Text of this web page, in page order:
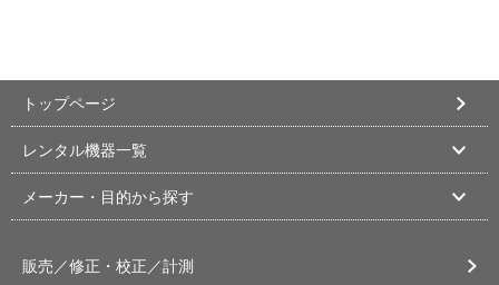
トップページ
レンタル機器一覧
メーカー・目的から探す
販売／修正・校正／計測